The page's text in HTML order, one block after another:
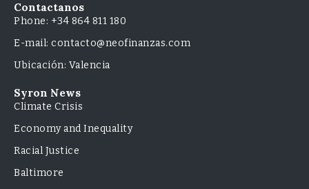
Contactanos
Phone: +34 864 811 180
E-mail: contacto@neofinanzas.com
Ubicación: Valencia
Syron News
Climate Crisis
Economy and Inequality
Racial Justice
Baltimore